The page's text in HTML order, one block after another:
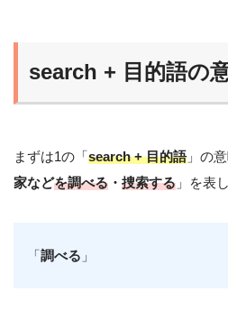
search + 目的語の
まずは1の「search + 目的語」の
家などを調べる ・ 捜索する 」を表
「調べる 」